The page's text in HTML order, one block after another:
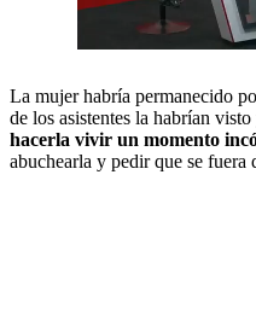
La mujer habría permanecido
de los asistentes la habrían
hacerla vivir un momento
abuchearla y pedir que se fuera